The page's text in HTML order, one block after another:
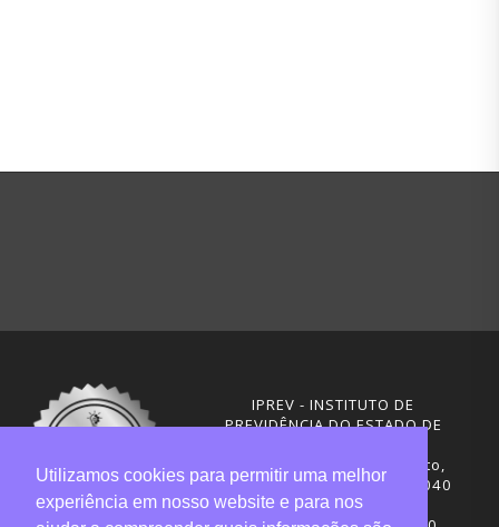
IPREV - INSTITUTO DE
PREVIDÊNCIA DO ESTADO DE
Rua Visconde de Ouro Preto,
291 – Centro - CEP: 88020-040
Florianópolis - SC
Utilizamos cookies para permitir uma melhor
experiência em nosso website e para nos